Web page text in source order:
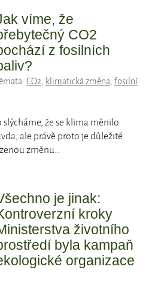
víme, že
CO2
z fosilních
CO2, klimatická změna, fosilní
slýcháme, že se klima měnilo
ale právě proto je důležité
změnu…
je jinak:
kroky
životního
byla kampaň
organizace